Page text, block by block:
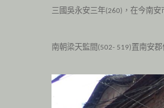
三國吳永安三年(260) ，在今南
南朝梁天監間(502- 519)置南安